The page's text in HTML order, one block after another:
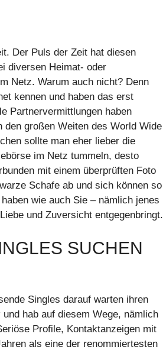
Der Puls der Zeit hat diesen
diversen Heimat- oder
Netz. Warum auch nicht? Denn
kennen und haben das erst
Partnervermittlungen haben
den großen Weiten des World Wide
sollte man eher lieber die
im Netz tummeln, desto
mit einem überprüften Foto
Schafe ab und sich können so
wie auch Sie – nämlich jenes
und Zuversicht entgegenbringt.
SUCHEN
Singles darauf warten ihren
hab auf diesem Wege, nämlich
Profile, Kontaktanzeigen mit
als eine der renommiertesten